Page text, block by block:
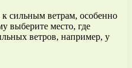
сильным ветрам, особенно
выберите место, где
ветров, например, у